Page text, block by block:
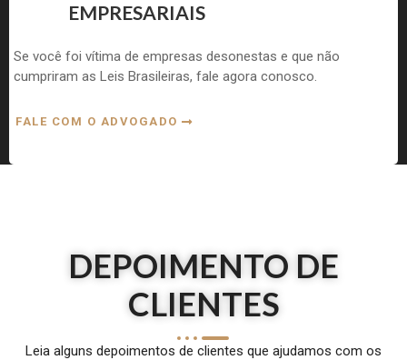
EMPRESARIAIS
Se você foi vítima de empresas desonestas e que não
cumpriram as Leis Brasileiras, fale agora conosco.
FALE COM O ADVOGADO
DEPOIMENTO DE
CLIENTES
Leia alguns depoimentos de clientes que ajudamos com os